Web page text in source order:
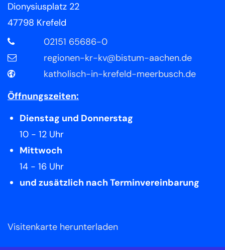
Dionysiusplatz 22
47798 Krefeld
02151 65686-0
regionen-kr-kv@bistum-aachen.de
katholisch-in-krefeld-meerbusch.de
Öffnungszeiten:
Dienstag und Donnerstag
10 - 12 Uhr
Mittwoch
14 - 16 Uhr
und zusätzlich nach Terminvereinbarung
Visitenkarte herunterladen